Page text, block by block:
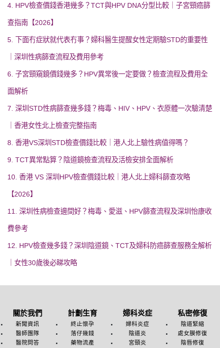
4. HPV檢查價錢香港幾多？TCT與HPV DNA分型比較｜子宮頸癌篩
查指南【2026】
5. 下面冇症狀就代表冇事？婦科醫生提醒女性定期驗STD的重要性
｜深圳性病篩查流程及費用參考
6. 子宮頸窺鏡價錢幾多？HPV異常後一定要做？檢查流程及費用全
面解析
7. 深圳STD性病篩查幾多錢？梅毒、HIV、HPV、衣原體一次驗清楚
｜香港女性北上檢查完整指南
8. 香港VS深圳STD檢查價錢比較｜港人北上驗性病值得嗎？
9. TCT異常點算？陰道鏡檢查流程及活檢安排全面解析
10. 香港 VS 深圳HPV檢查價錢比較｜港人北上婦科篩查攻略
【2026】
11. 深圳性病檢查邊間好？梅毒、愛滋、HPV篩查流程及深圳怡康收
費參考
12. HPV檢查幾多錢？深圳陰道鏡、TCT及婦科防癌篩查服務全解析
｜女性30歲後必睇攻略
關於我們
新聞資訊
醫師團隊
醫院問答
計劃生育
終止懷孕
落仔幾錢
藥物流產
婦科炎症
婦科炎症
陰道炎
宮頸炎
私密修復
陰道緊縮
處女膜修復
陰唇修復